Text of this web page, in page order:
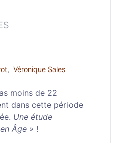
, Véronique Sales
moins de 22
dans cette période
Une étude
Âge » !